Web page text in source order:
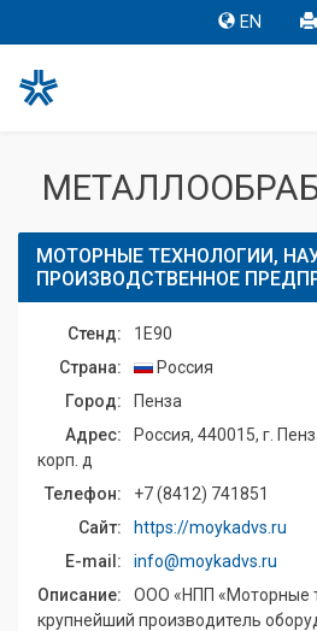
EN
МОТОРНЫЕ ТЕХНОЛОГИИ,
ПРОИЗВОДСТВЕННОЕ
Стенд:
1E90
Страна:
Россия
Город:
Пенза
Адрес:
Россия, 440015, г.
корп. д
Телефон:
+7 (8412) 741851
Сайт:
https://moykadvs.ru
E-mail:
info@moykadvs.ru
Описание:
ООО «НПП «Моторные
крупнейший производитель